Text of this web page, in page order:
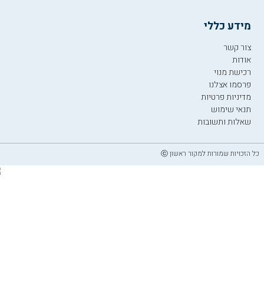
מידע כללי
צור קשר
אודות
רכישת מנוי
פרסמו אצלנו
מדיניות פרטיות
תנאי שימוש
שאלות ותשובות
כל הזכויות שמורות למקור ראשון ⓒ